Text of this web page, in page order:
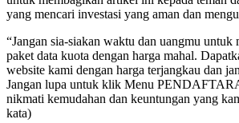
yang mencari investasi yang aman dan
“Jangan sia-siakan waktu dan uangmu untuk
paket data kuota dengan harga mahal.
website kami dengan harga terjangkau dan
Jangan lupa untuk klik Menu
nikmati kemudahan dan keuntungan yang
kata)